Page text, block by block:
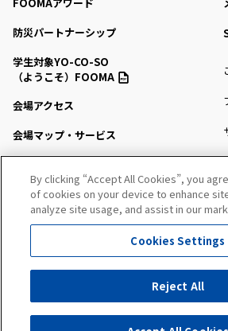
防災パートナーシップ
学生対象YO-CO-SO
（ようこそ）FOOMA
会場アクセス
会場マップ・サービス
セミナー・シンポジウム
プレスルーム
By clicking “Accept All Cookies”, you
of cookies on your device to enhance
analyze site usage, and assist in our
Cookies Settings
Reject All